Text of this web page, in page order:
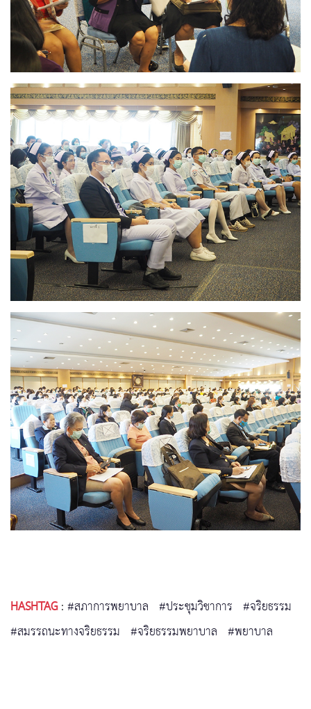
HASHTAG:#สภาการพยาบาล #ประชุมวิชาการ #จริยธรรม
#สมรรถนะทางจริยธรรม #จริยธรรมพยาบาล #พยาบาล